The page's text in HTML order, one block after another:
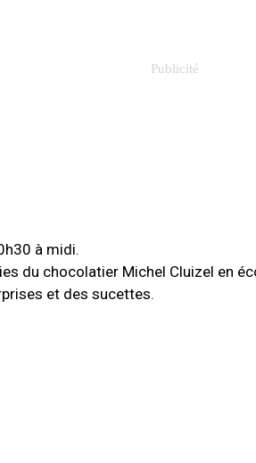
à midi.
du chocolatier Michel Cluizel en
et des sucettes.